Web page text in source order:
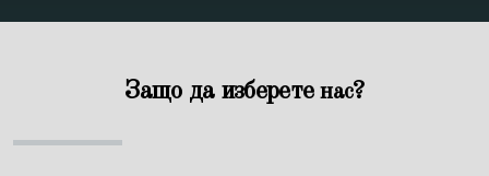
Защо да изберетенас?